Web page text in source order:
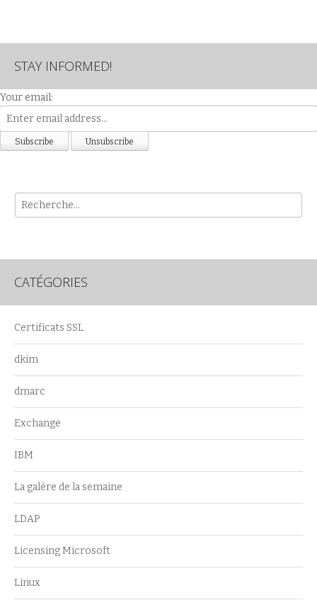
STAY INFORMED!
Your email:
Rech
CATÉGORIES
Certificats SSL
dkim
dmarc
Exchange
IBM
La galère de la semaine
LDAP
Licensing Microsoft
Linux